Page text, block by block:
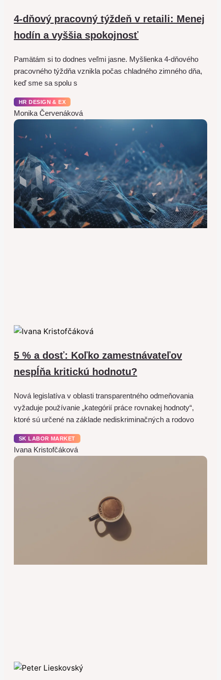
4-dňový pracovný týždeň v retaili: Menej
hodín a vyššia spokojnosť
Pamätám si to dodnes veľmi jasne. Myšlienka 4-dňového
pracovného týždňa vznikla počas chladného zimného dňa,
keď sme sa spolu s
HR DESIGN & EX
Monika Červenáková
5 % a dosť: Koľko zamestnávateľov
nespĺňa kritickú hodnotu?
Nová legislatíva v oblasti transparentného odmeňovania
vyžaduje používanie „kategórií práce rovnakej hodnoty“,
ktoré sú určené na základe nediskriminačných a rodovo
SK LABOR MARKET
Ivana Kristofčáková